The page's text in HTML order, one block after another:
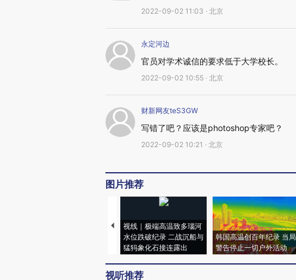
2022-09-02 11:03 · 北京
永定河边
官员对学术诚信的要求低于大学校长。
2022-09-02 10:55 · 北京
财新网友teS3GW
写错了吧？应该是photoshop专家吧？
2022-09-02 10:21 · 北京
图片推荐
视线｜极端高温致多瑙河
水位跌破纪录 二战沉船与
猛犸象化石接连露出
韩国高温创百年纪录 当局
警告停止一切户外活动
视听推荐